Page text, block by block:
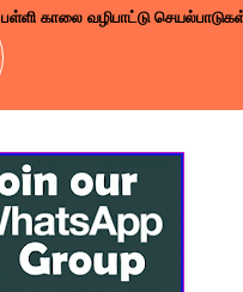
பள்ளி காலை வழிபாட்டு